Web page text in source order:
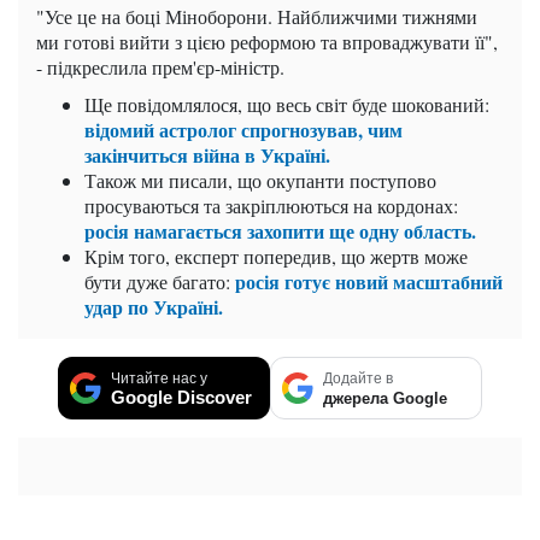
"Усе це на боці Міноборони. Найближчими тижнями
ми готові вийти з цією реформою та впроваджувати її",
- підкреслила прем'єр-міністр.
Ще повідомлялося, що весь світ буде шокований:
відомий астролог спрогнозував, чим
закінчиться війна в Україні.
Також ми писали, що окупанти поступово
просуваються та закріплюються на кордонах:
росія намагається захопити ще одну область.
Крім того, експерт попередив, що жертв може
бути дуже багато: росія готує новий масштабний
удар по Україні.
Читайте нас у
Google Discover
Додайте в
джерела Google